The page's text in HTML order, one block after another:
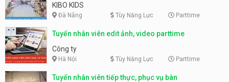
KIBO KIDS
Đà Nẵng Tùy Năng Lực Parttime
Tuyển nhân viên edit ảnh, video parttime
Công ty
Hà Nội Tùy Năng Lực Parttime
Tuyển nhân viên tiếp thực, phục vụ bàn